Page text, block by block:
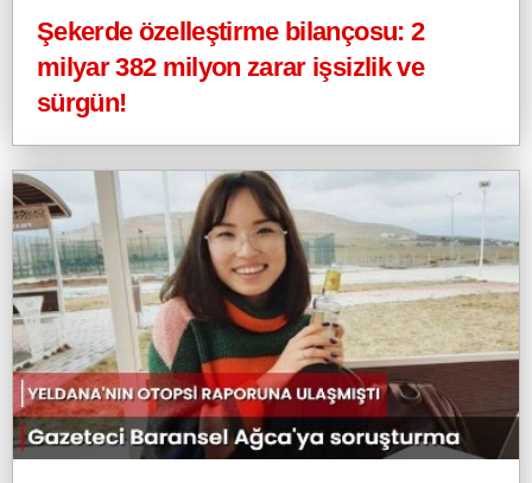
Şekerde özelleştirme bilançosu: 2
milyar 382 milyon zarar işsizlik ve
sürgün!